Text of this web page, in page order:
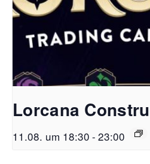
Lorcana
11.08. um 18:30 - 23:00